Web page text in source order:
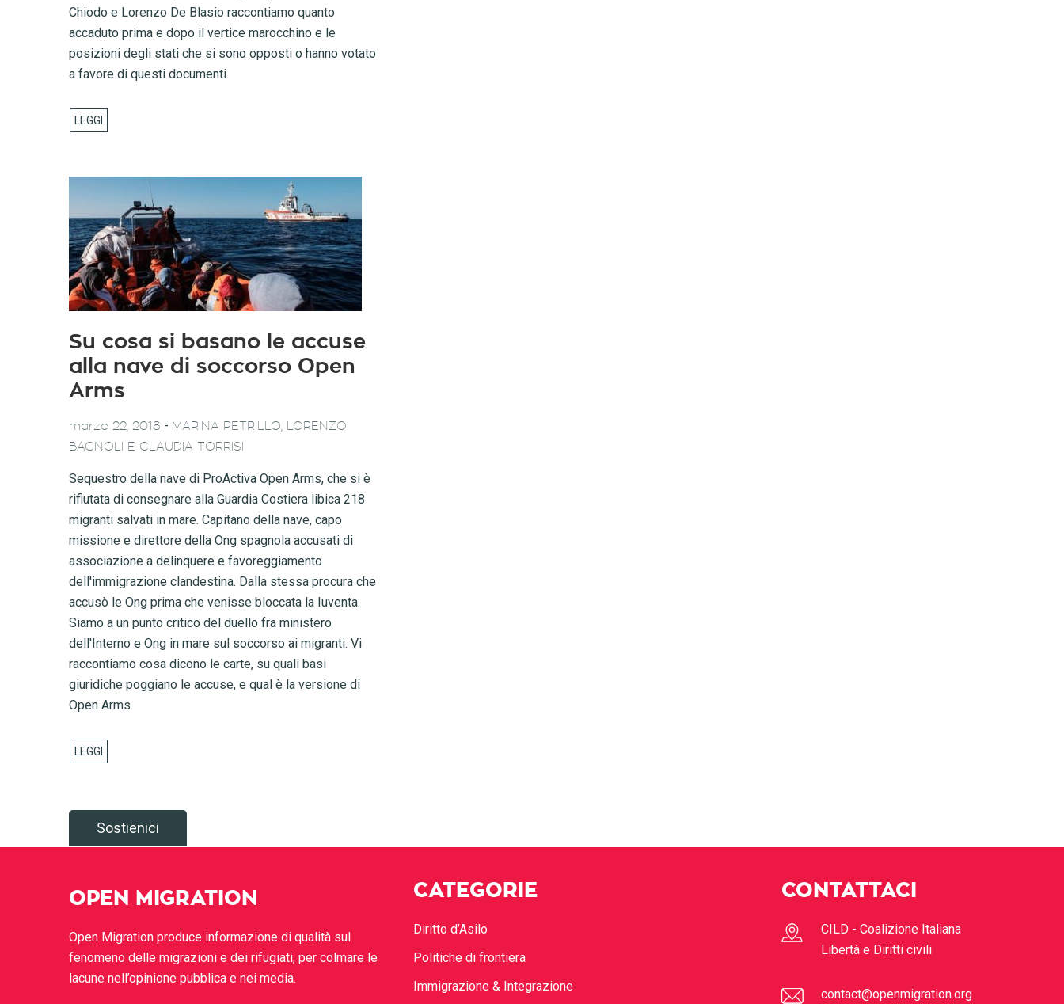
Chiodo e Lorenzo De Blasio raccontiamo quanto
accaduto prima e dopo il vertice marocchino e le
posizioni degli stati che si sono opposti o hanno votato
a favore di questi documenti.
Su cosa si basano le accuse
alla nave di soccorso Open
Arms
marzo 22, 2018 - MARINA PETRILLO, LORENZO
BAGNOLI E CLAUDIA TORRISI
Sequestro della nave di ProActiva Open Arms, che si è
rifiutata di consegnare alla Guardia Costiera libica 218
migranti salvati in mare. Capitano della nave, capo
missione e direttore della Ong spagnola accusati di
associazione a delinquere e favoreggiamento
dell'immigrazione clandestina. Dalla stessa procura che
accusò le Ong prima che venisse bloccata la Iuventa.
Siamo a un punto critico del duello fra ministero
dell'Interno e Ong in mare sul soccorso ai migranti. Vi
raccontiamo cosa dicono le carte, su quali basi
giuridiche poggiano le accuse, e qual è la versione di
Open Arms.
Sostienici
OPEN MIGRATION
Open Migration produce informazione di qualità sul
fenomeno delle migrazioni e dei rifugiati, per colmare le
lacune nell’opinione pubblica e nei media.
CATEGORIE
Diritto d’Asilo
Politiche di frontiera
Immigrazione & Integrazione
CONTATTACI
CILD - Coalizione Italiana
Libertà e Diritti civili
contact@openmigration.org